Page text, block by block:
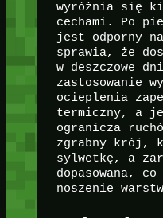
wyróżnia się
cechami. Po
jest odporny
sprawia, że
w deszczowe
zastosowanie
ocieplenia
termiczny, a
ogranicza
zgrabny krój,
sylwetkę, a
dopasowana, co
noszenie